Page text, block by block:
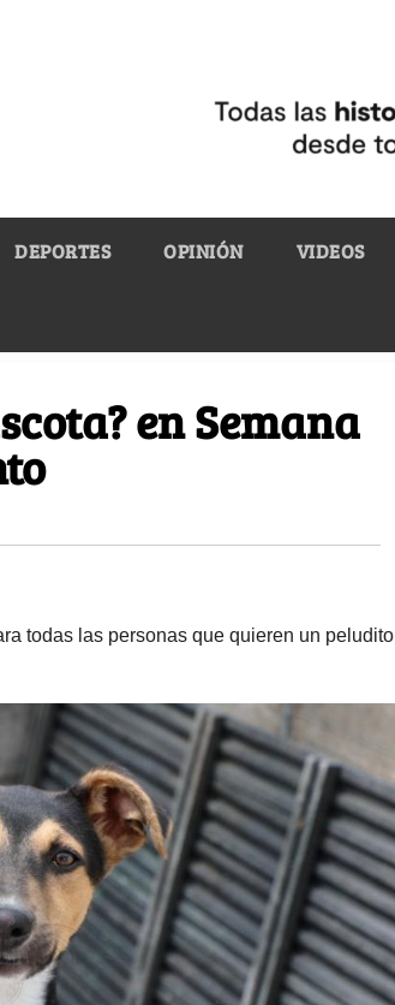
DEPORTES OPINIÓN VIDEOS
en Semana
todas las personas que quieren un peludito